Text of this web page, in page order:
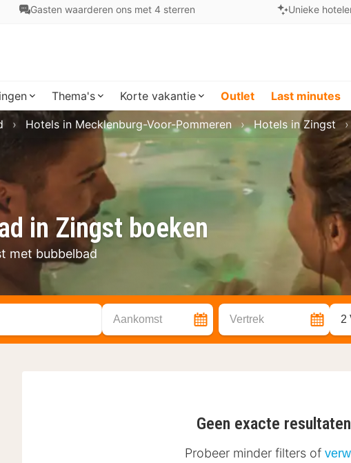
Gasten waarderen ons met 4 sterren Unieke
Thema's Korte vakantie Outlet Last minutes
in Zingst boeken
met bubbelbad
Hotels in Mecklenburg-Voor-Pommeren Hotels in Zingst
Aankomst Vertrek 2
Geen exacte
Probeer minder filters of